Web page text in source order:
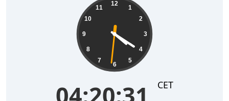
12
1
2
3
4
5
6
7
8
9
10
11
CET